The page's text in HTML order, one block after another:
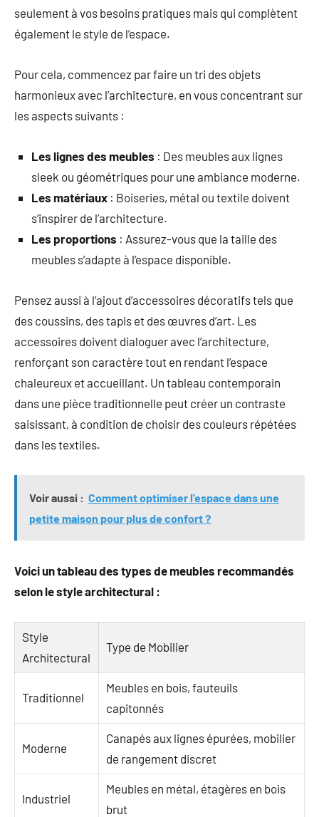
seulement à vos besoins pratiques mais qui complètent
également le style de l’espace.
Pour cela, commencez par faire un tri des objets
harmonieux avec l’architecture, en vous concentrant sur
les aspects suivants :
Les lignes des meubles : Des meubles aux lignes
sleek ou géométriques pour une ambiance moderne.
Les matériaux : Boiseries, métal ou textile doivent
s’inspirer de l’architecture.
Les proportions : Assurez-vous que la taille des
meubles s’adapte à l’espace disponible.
Pensez aussi à l’ajout d’accessoires décoratifs tels que
des coussins, des tapis et des œuvres d’art. Les
accessoires doivent dialoguer avec l’architecture,
renforçant son caractère tout en rendant l’espace
chaleureux et accueillant. Un tableau contemporain
dans une pièce traditionnelle peut créer un contraste
saisissant, à condition de choisir des couleurs répétées
dans les textiles.
Voir aussi : Comment optimiser l'espace dans une
petite maison pour plus de confort ?
Voici un tableau des types de meubles recommandés
selon le style architectural :
Style
Architectural
Type de Mobilier
Traditionnel
Meubles en bois, fauteuils
capitonnés
Moderne
Canapés aux lignes épurées, mobilier
de rangement discret
Industriel
Meubles en métal, étagères en bois
brut